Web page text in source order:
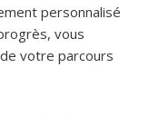
personnalisé
vous
votre parcours